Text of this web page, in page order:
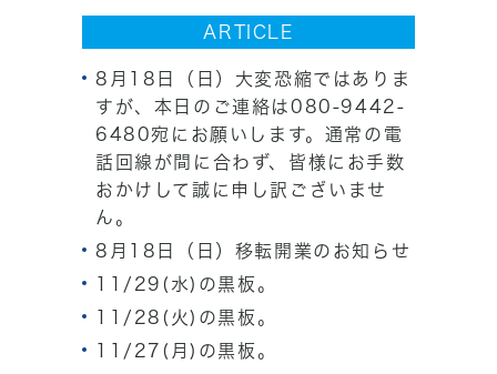
ARTICLE
8月18日（日）大変恐縮ではありま
すが、本日のご連絡は080-9442-
6480宛にお願いします。通常の電
話回線が間に合わず、皆様にお手数
おかけして誠に申し訳ございませ
ん。
8月18日（日）移転開業のお知らせ
11/29(水)の黒板。
11/28(火)の黒板。
11/27(月)の黒板。